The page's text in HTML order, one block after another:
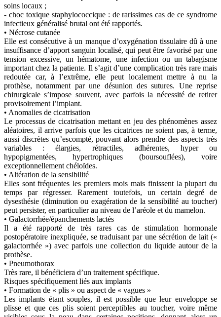
soins locaux ;
- choc toxique staphylococcique : de rarissimes cas de ce syndrome
infectieux généralisé brutal ont été rapportés.
• Nécrose cutanée
Elle est consécutive à un manque d’oxygénation tissulaire dû à une
insuffisance d’apport sanguin localisé, qui peut être favorisé par une
tension excessive, un hématome, une infection ou un tabagisme
important chez la patiente. Il s’agit d’une complication très rare mais
redoutée car, à l’extrême, elle peut localement mettre à nu la
prothèse, notamment par une désunion des sutures. Une reprise
chirurgicale s’impose souvent, avec parfois la nécessité de retirer
provisoirement l’implant.
• Anomalies de cicatrisation
Le processus de cicatrisation mettant en jeu des phénomènes assez
aléatoires, il arrive parfois que les cicatrices ne soient pas, à terme,
aussi discrètes qu’escompté, pouvant alors prendre des aspects très
variables : élargies, rétractiles, adhérentes, hyper ou
hypopigmentées, hypertrophiques (boursouflées), voire
exceptionnellement chéloïdes.
• Altération de la sensibilité
Elles sont fréquentes les premiers mois mais finissent la plupart du
temps par régresser. Rarement toutefois, un certain degré de
dysesthésie (diminution ou exagération de la sensibilité au toucher)
peut persister, en particulier au niveau de l’aréole et du mamelon.
• Galactorrhée/épanchements lactés
Il a été rapporté de très rares cas de stimulation hormonale
postopératoire inexpliquée, se traduisant par une sécrétion de lait («
galactorrhée ») avec parfois une collection du liquide autour de la
prothèse.
• Pneumothorax
Très rare, il bénéficiera d’un traitement spécifique.
Risques spécifiquement liés aux implants
• Formation de « plis » ou aspect de « vagues »
Les implants étant souples, il est possible que leur enveloppe se
plisse et que ces plis soient perceptibles au toucher, voire même